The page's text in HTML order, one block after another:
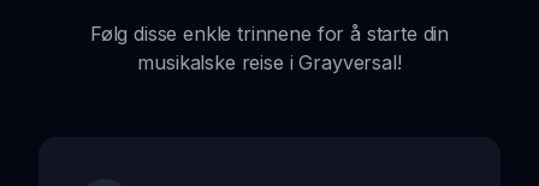
Følg disse enkle trinnene for å starte din
musikalske reise i Grayversal!